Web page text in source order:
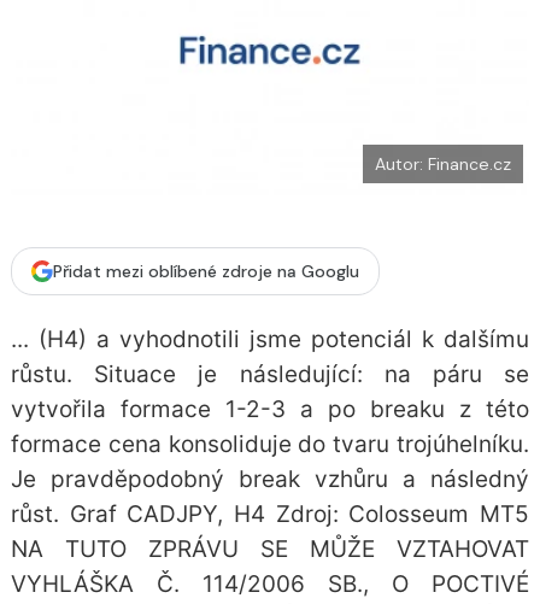
Autor: Finance.cz
Přidat mezi oblíbené zdroje na Googlu
... (H4) a vyhodnotili jsme potenciál k dalšímu
růstu. Situace je následující: na páru se
vytvořila formace 1-2-3 a po breaku z této
formace cena konsoliduje do tvaru trojúhelníku.
Je pravděpodobný break vzhůru a následný
růst. Graf CADJPY, H4 Zdroj: Colosseum MT5
NA TUTO ZPRÁVU SE MŮŽE VZTAHOVAT
VYHLÁŠKA Č. 114/2006 SB., O POCTIVÉ